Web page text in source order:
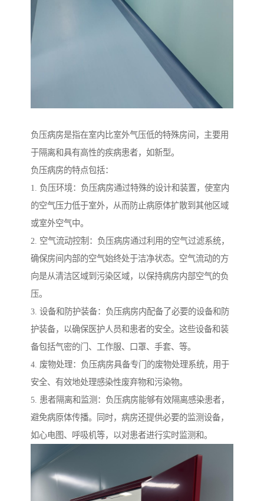
负压病房是指在室内比室外气压低的特殊房间，主要用
于隔离和具有高性的疾病患者，如新型。
负压病房的特点包括：
1. 负压环境：负压病房通过特殊的设计和装置，使室内
的空气压力低于室外，从而防止病原体扩散到其他区域
或室外空气中。
2. 空气流动控制：负压病房通过利用的空气过滤系统，
确保房间内部的空气始终处于洁净状态。空气流动的方
向是从清洁区域到污染区域，以保持病房内部空气的负
压。
3. 设备和防护装备：负压病房内配备了必要的设备和防
护装备，以确保医护人员和患者的安全。这些设备和装
备包括气密的门、工作服、口罩、手套、等。
4. 废物处理：负压病房具备专门的废物处理系统，用于
安全、有效地处理感染性废弃物和污染物。
5. 患者隔离和监测：负压病房能够有效隔离感染患者，
避免病原体传播。同时，病房还提供必要的监测设备，
如心电图、呼吸机等，以对患者进行实时监测和。